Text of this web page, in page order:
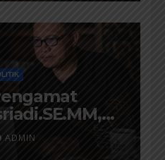
Dr. (Cand)
M. Ikom
ADMIN